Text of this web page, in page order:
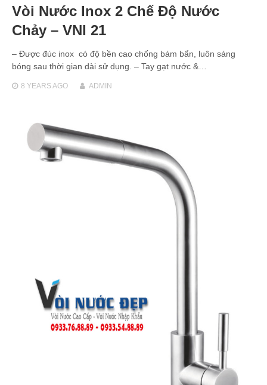
Vòi Nước Inox 2 Chế Độ Nước
Chảy – VNI 21
– Được đúc inox có độ bền cao chống bám bẩn, luôn sáng
bóng sau thời gian dài sử dụng. – Tay gạt nước &…
8 YEARSAGO ADMIN